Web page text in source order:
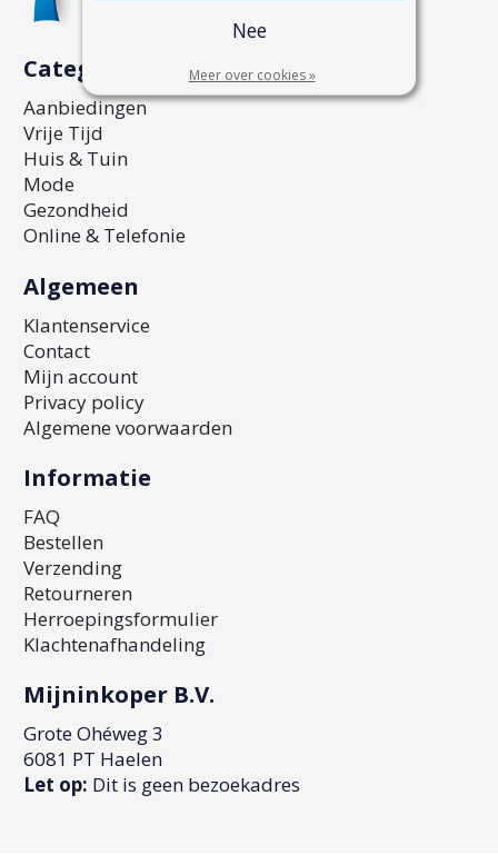
Categorieën
Aanbiedingen
Vrije Tijd
Huis & Tuin
Mode
Gezondheid
Online & Telefonie
Algemeen
Klantenservice
Contact
Mijn account
Privacy policy
Algemene voorwaarden
Informatie
FAQ
Bestellen
Verzending
Retourneren
Herroepingsformulier
Klachtenafhandeling
Mijninkoper B.V.
Grote Ohéweg 3
6081 PT Haelen
Let op: Dit is geen bezoekadres
Nee
Meer over cookies »